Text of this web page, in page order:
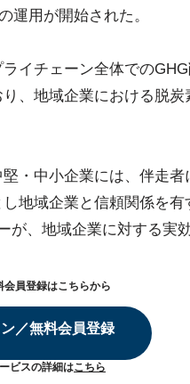
運用が開始された。
イチェーン全体での
、地域企業における脱
・中小企業には、伴走
地域企業と信頼関係を
が、地域企業に対する実
会員登録はこちらから
／無料会員登録
ビスの詳細はこちら